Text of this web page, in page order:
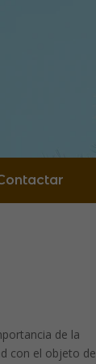
de la
con el objeto de